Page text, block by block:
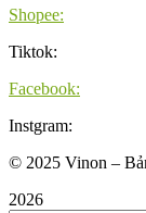
Shopee:
Tiktok:
Facebook:
Instgram:
© 2025 Vinon –
2026